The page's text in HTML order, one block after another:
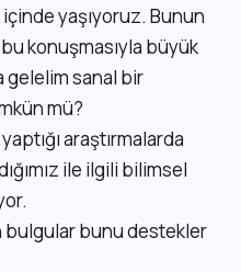
yaşıyoruz. Bunun
konuşmasıyla büyük
gelelim sanal bir
mü?
araştırmalarda
ile ilgili bilimsel
bunu destekler